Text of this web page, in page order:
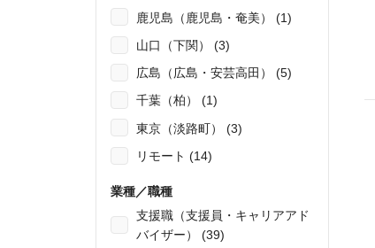
鹿児島（鹿児島・奄美） (1)
山口（下関） (3)
広島（広島・安芸高田） (5)
千葉（柏） (1)
東京（淡路町） (3)
リモート (14)
業種／職種
支援職（支援員・キャリアアド
バイザー） (39)